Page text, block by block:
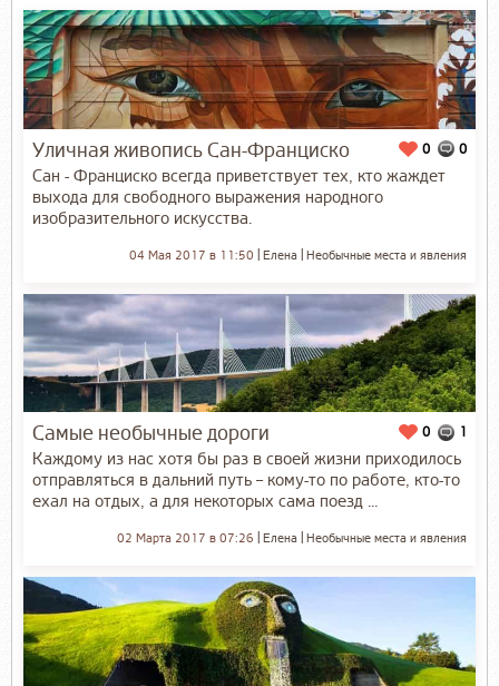
0
0
Уличная живопись Сан-Франциско
Сан - Франциско всегда приветствует тех, кто жаждет
выхода для свободного выражения народного
изобразительного искусства.
Необычные места и явления
Елена
04 Мая 2017 в 11:50
1
0
Самые необычные дороги
Каждому из нас хотя бы раз в своей жизни приходилось
отправляться в дальний путь – кому-то по работе, кто-то
ехал на отдых, а для некоторых сама поезд ...
Необычные места и явления
Елена
02 Марта 2017 в 07:26